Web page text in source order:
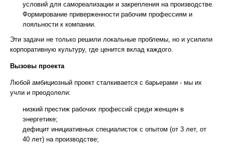
условий для самореализации и закрепления на производстве.
Формирование приверженности рабочим профессиям и
лояльности к компании.
Эти задачи не только решили локальные проблемы, но и усилили
корпоративную культуру, где ценится вклад каждого.
Вызовы проекта
Любой амбициозный проект сталкивается с барьерами - мы их
учли и преодолели:
низкий престиж рабочих профессий среди женщин в
энергетике;
дефицит инициативных специалисток с опытом (от 3 лет, от
40 лет) на производстве;